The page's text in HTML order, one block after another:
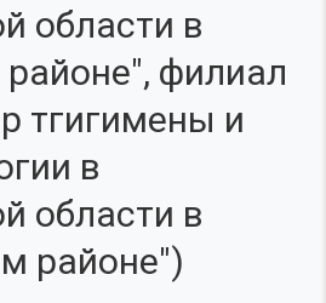
области в
филиал
тгигимены и
в
области в
районе")